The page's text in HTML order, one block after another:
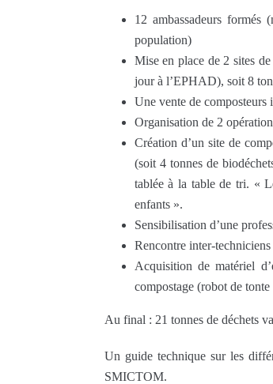
12 ambassadeurs
population)
Mise en place de 2 sites
jour à l’EPHAD), soit 8
Une vente de
Organisation de 2
Création d’un site de
(soit 4 tonnes de
tablée à la table de tri. «
enfants ».
Sensibilisation d’une
Rencontre inter-
Acquisition de matériel
compostage (robot de
Au final : 21 tonnes de déchets
Un guide technique sur les
SMICTOM.